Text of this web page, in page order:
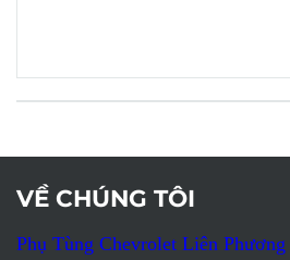
VỀ CHÚNG TÔI
Phụ Tùng Chevrolet Liên Phương